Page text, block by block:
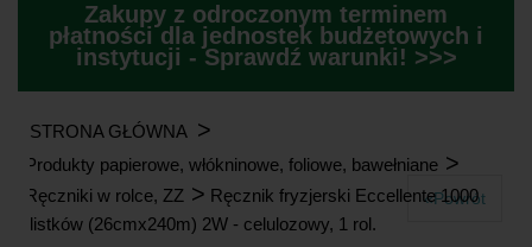
Zakupy z odroczonym terminem
płatności dla jednostek budżetowych i
instytucji - Sprawdź warunki! >>>
STRONA GŁÓWNA >
Produkty papierowe, włókninowe, foliowe, bawełniane >
Ręczniki w rolce, ZZ > Ręcznik fryzjerski Eccellente 1000
listków (26cmx240m) 2W - celulozowy, 1 rol.
«Powrót